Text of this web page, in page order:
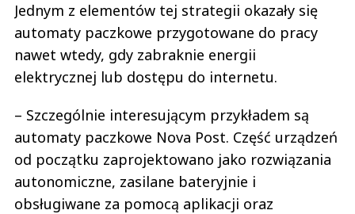
Jednym z elementów tej strategii okazały się
automaty paczkowe przygotowane do pracy
nawet wtedy, gdy zabraknie energii
elektrycznej lub dostępu do internetu.
– Szczególnie interesującym przykładem są
automaty paczkowe Nova Post. Część urządzeń
od początku zaprojektowano jako rozwiązania
autonomiczne, zasilane bateryjnie i
obsługiwane za pomocą aplikacji oraz